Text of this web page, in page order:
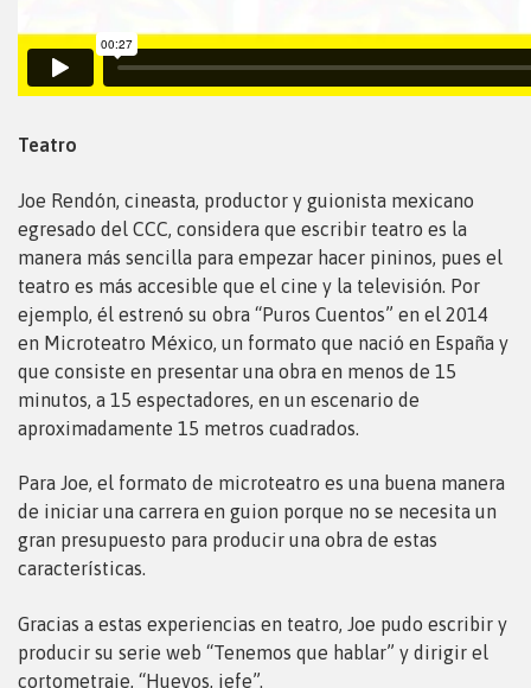
Teatro
Joe Rendón, cineasta, productor y guionista mexicano
egresado del CCC, considera que escribir teatro es la
manera más sencilla para empezar hacer pininos, pues el
teatro es más accesible que el cine y la televisión. Por
ejemplo, él estrenó su obra “Puros Cuentos” en el 2014
en Microteatro México, un formato que nació en España y
que consiste en presentar una obra en menos de 15
minutos, a 15 espectadores, en un escenario de
aproximadamente 15 metros cuadrados.
Para Joe, el formato de microteatro es una buena manera
de iniciar una carrera en guion porque no se necesita un
gran presupuesto para producir una obra de estas
características.
Gracias a estas experiencias en teatro, Joe pudo escribir y
producir su serie web “Tenemos que hablar” y dirigir el
cortometraje, “Huevos, jefe”.